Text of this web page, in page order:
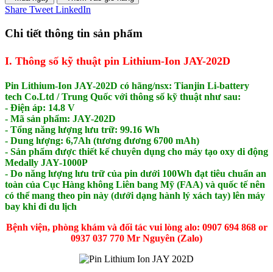
Share Tweet LinkedIn
Chi tiết thông tin sản phẩm
I. Thông số kỹ thuật pin Lithium-Ion JAY-202D
Pin Lithium-Ion JAY-202D có hãng/nsx: Tianjin Li-battery
tech Co.Ltd / Trung Quốc với thông số kỹ thuật như sau:
- Điện áp: 14.8 V
- Mã sản phẩm: JAY-202D
- Tổng năng lượng lưu trữ: 99.16 Wh
- Dung lượng: 6,7Ah (tương đương 6700 mAh)
- Sản phẩm được thiết kế chuyên dụng cho máy tạo oxy di động
Medally JAY-1000P
- Do năng lượng lưu trữ của pin dưới 100Wh đạt tiêu chuẩn an
toàn của Cục Hàng không Liên bang Mỹ (FAA) và quốc tế nên
có thể mang theo pin này (dưới dạng hành lý xách tay) lên máy
bay khi đi du lịch
Bệnh viện, phòng khám và đối tác vui lòng alo: 0907 694 868 or
0937 037 770 Mr Nguyên (Zalo)